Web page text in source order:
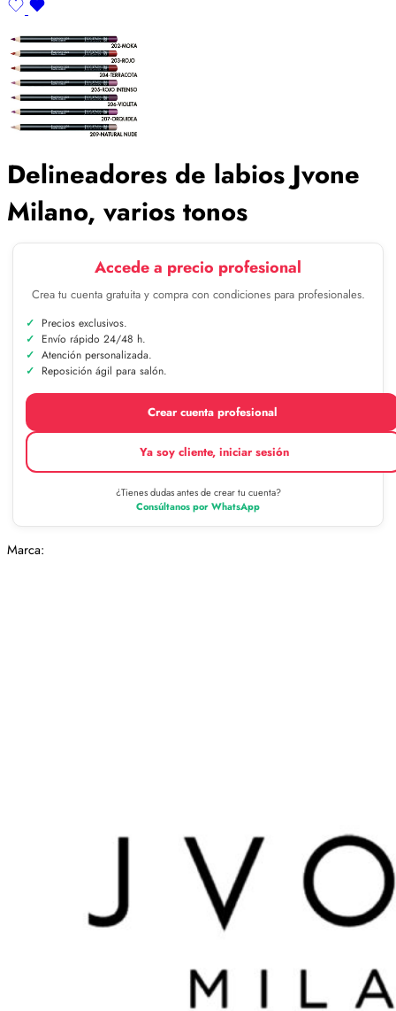
Delineadores de labios Jvone
Milano, varios tonos
Accede a precio profesional
Crea tu cuenta gratuita y compra con condiciones para profesionales.
Precios exclusivos.
Envío rápido 24/48 h.
Atención personalizada.
Reposición ágil para salón.
Crear cuenta profesional
Ya soy cliente, iniciar sesión
¿Tienes dudas antes de crear tu cuenta?
Consúltanos por WhatsApp
Marca: